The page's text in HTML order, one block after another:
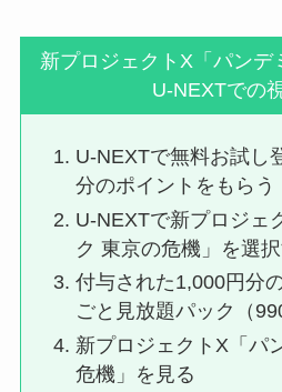
新プロジェクトX「パンデ
U-NEXTでの
U-NEXTで無料お試し
分のポイントをもらう
U-NEXTで新プロジェ
ク 東京の危機」を選
付与された1,000円分
ごと見放題パック（
新プロジェクトX「パ
危機」を見る